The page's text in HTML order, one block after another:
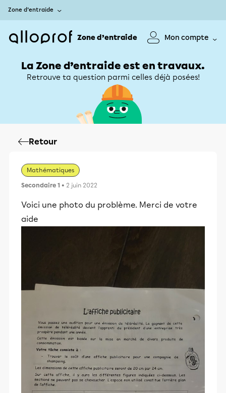
Zone d’entraide
Zone d’entraide Mon compte
La Zone d’entraide est en travaux.
Retrouve ta question parmi celles déjà posées!
Retour
Mathématiques
Secondaire 1 • 2 juin 2022
Voici une photo du problème. Merci de votre
aide